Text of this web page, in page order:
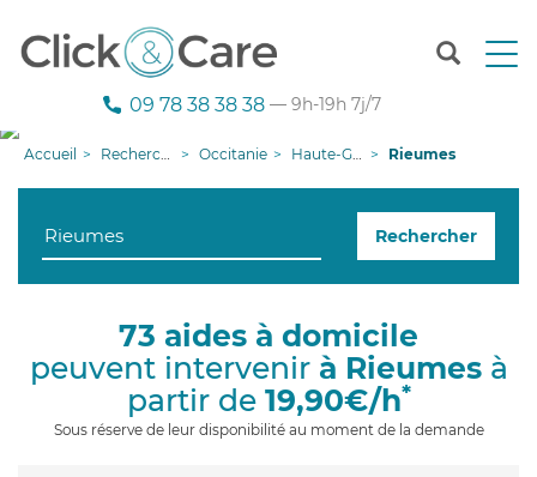
T
n
g
i
09 78 38 38 38 — 9h-19h 7j/7
Accueil Recherche aide à domicile Occitanie Haute-Garonne Rieumes
Rechercher
73 aides à domicile
peuvent intervenir à Rieumesà
partir de 19,90€/h*
Sous réserve de leur disponibilité au moment de la demande